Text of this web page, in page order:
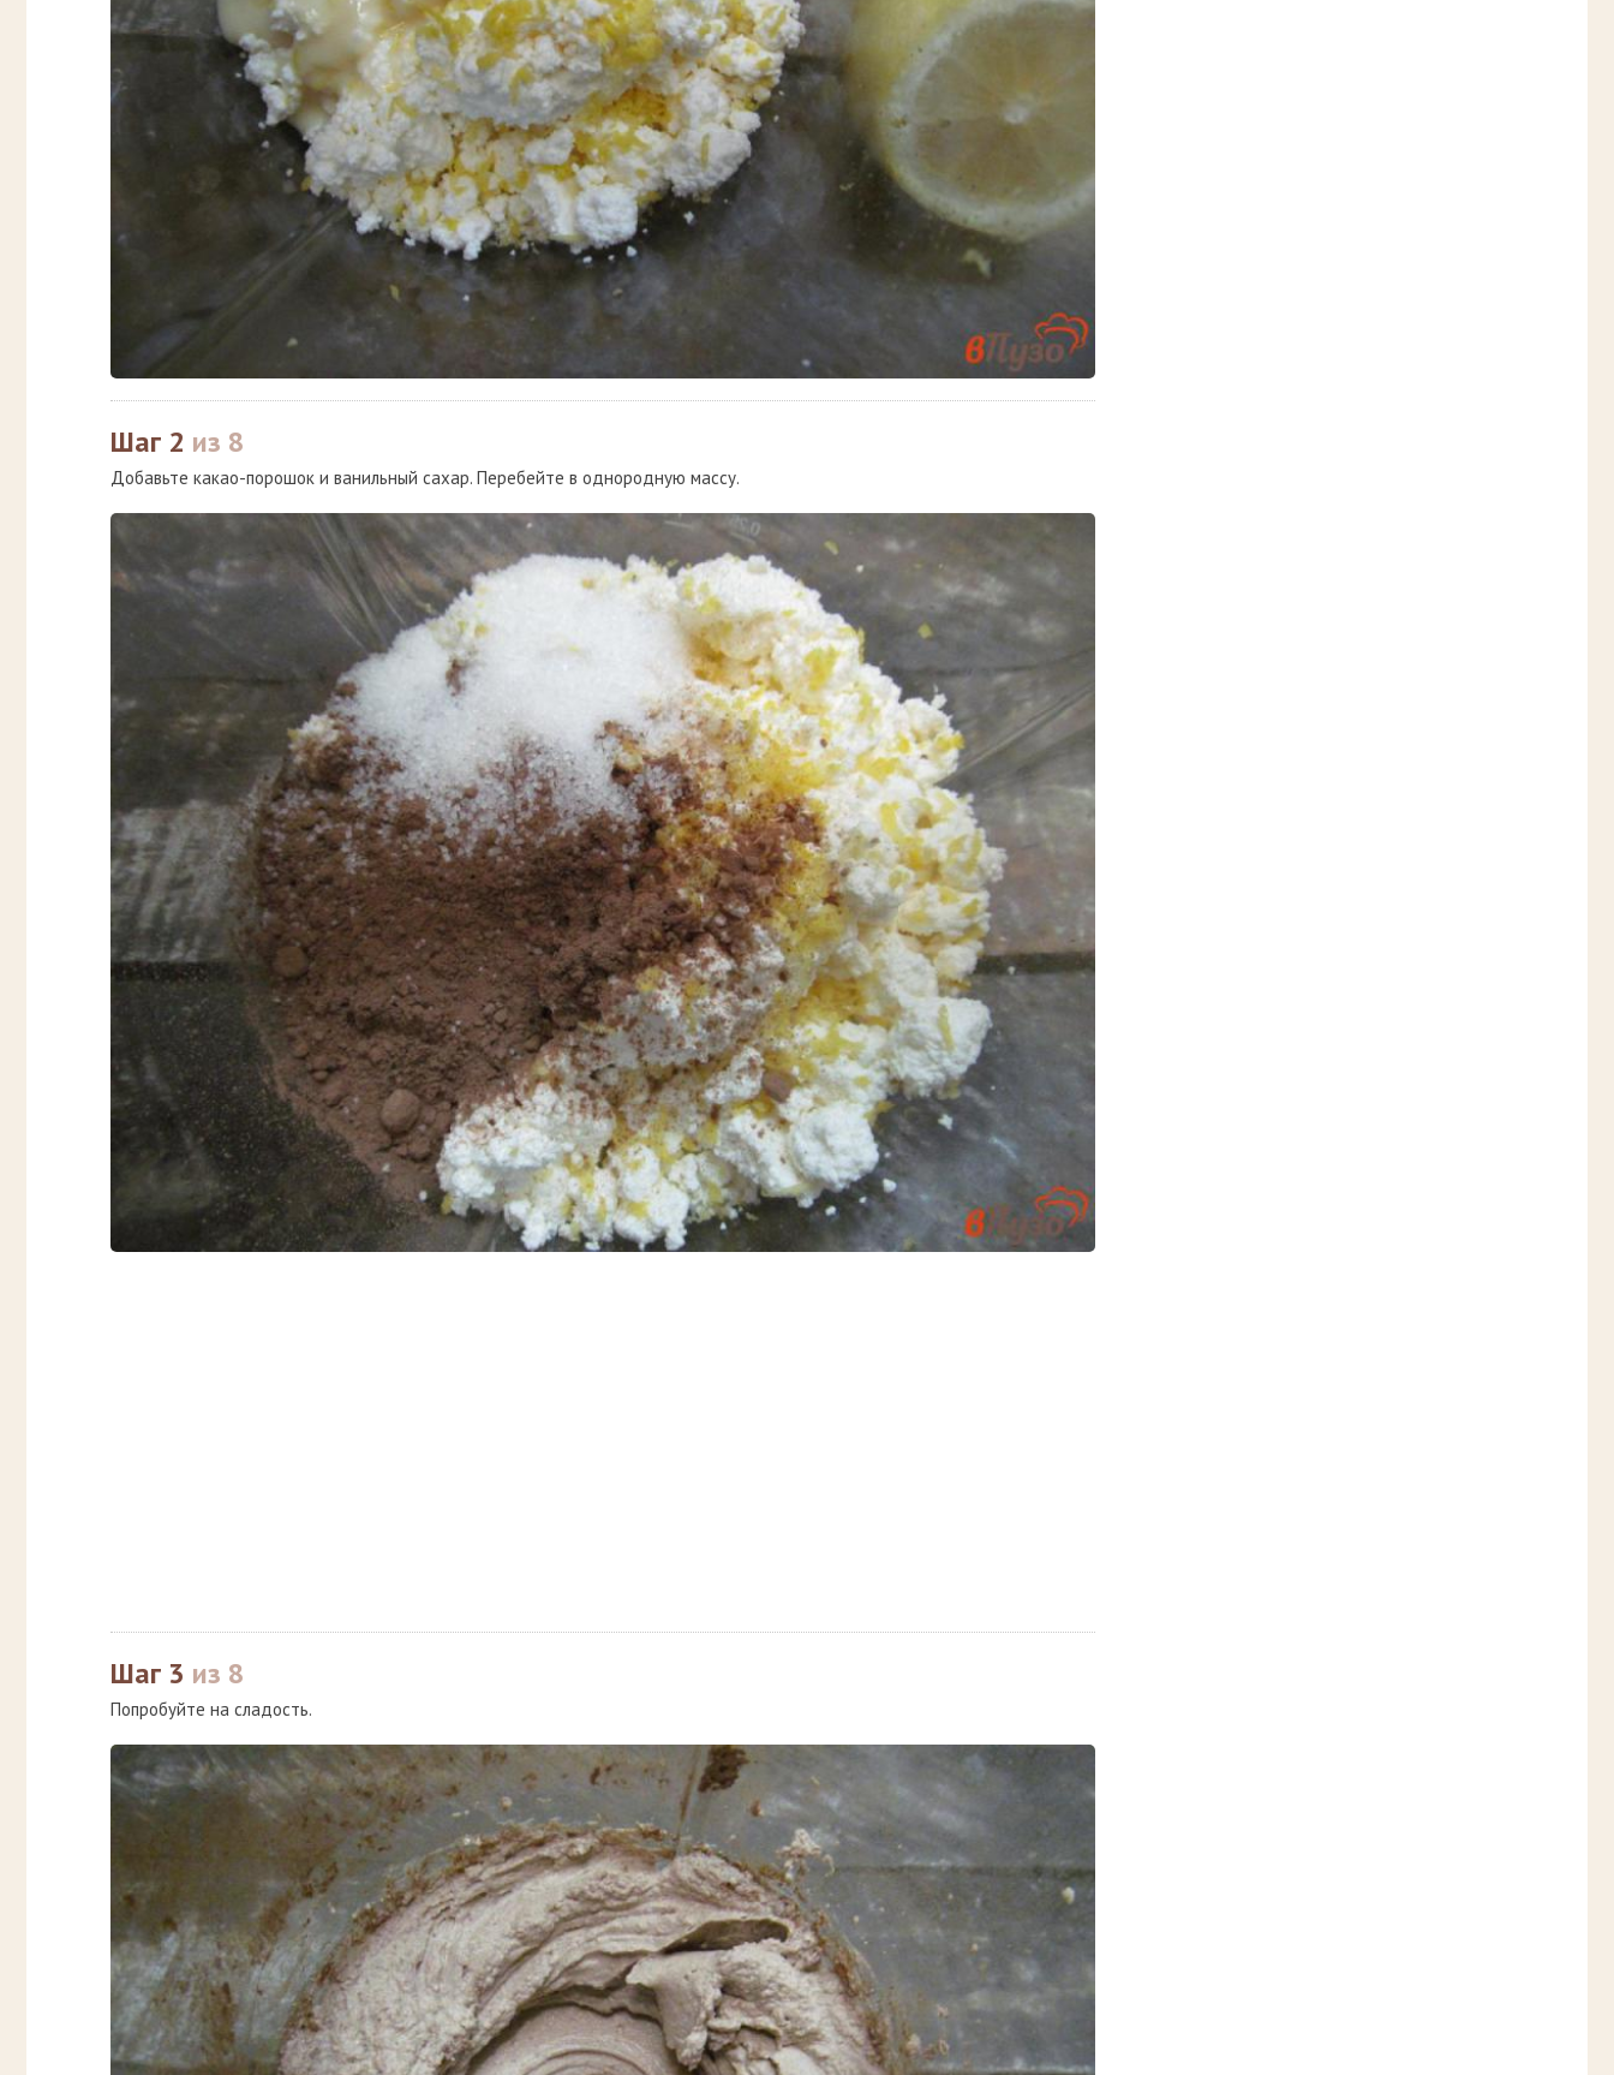
Шаг 2 из 8
Добавьте какао-порошок и ванильный сахар. Перебейте в однородную массу.
Шаг 3 из 8
Попробуйте на сладость.